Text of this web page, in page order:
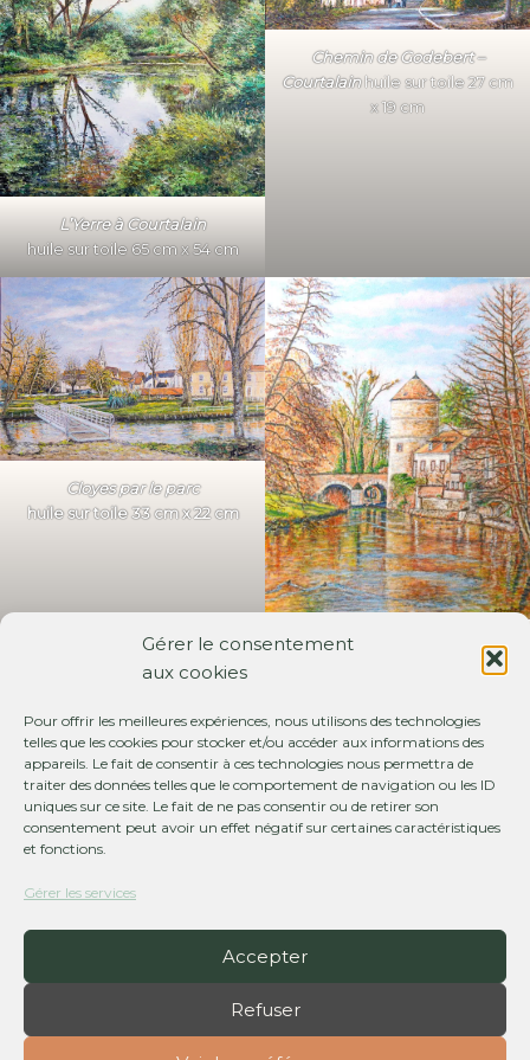
Gérer le consentement
aux cookies
Pour offrir les meilleures expériences, nous utilisons des technologies
telles que les cookies pour stocker et/ou accéder aux informations des
appareils. Le fait de consentir à ces technologies nous permettra de
traiter des données telles que le comportement de navigation ou les ID
uniques sur ce site. Le fait de ne pas consentir ou de retirer son
consentement peut avoir un effet négatif sur certaines caractéristiques
et fonctions.
Gérer les services
Accepter
Refuser
L’Yerre à Courtalain
huile sur toile 65 cm x 54 cm
Chemin de Godebert –
Courtalainhuile sur toile 27 cm
x 19 cm
Cloyes par le parc
huile sur toile 33 cm x 22 cm
Le colombier de Dangeau
huile sur toile 35 cm x 27 cm
Le château de Montigny le
Gannelonhuile sur toile 55 cm
huile sur toile 65 x 54 cm
Copyright © 2026 Jean Paul Amette | Propulsé parThème